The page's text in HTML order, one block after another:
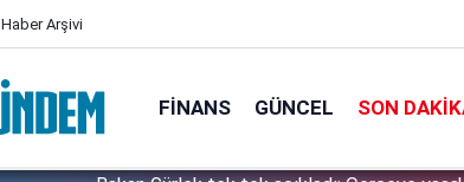
Haber Arşivi
FINANS GÜNCEL SON